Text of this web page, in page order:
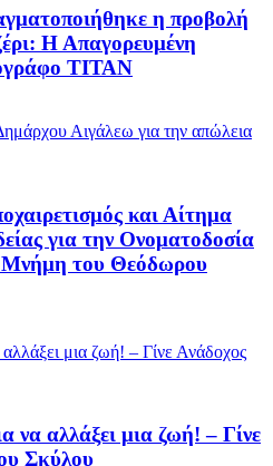
η προβολή
Η Απαγορευμένη
ΤΙΤΑΝ
και Αίτημα
για την Ονοματοδοσία
Μνήμη του Θεόδωρου
να αλλάξει μια ζωή! – Γίνε
Σκύλου